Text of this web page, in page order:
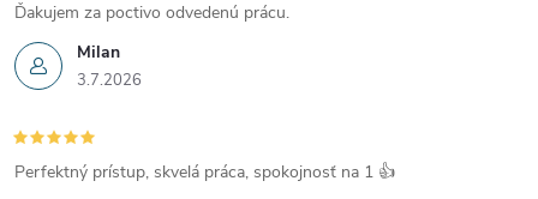
Milan
3.7.2026
Ďakujem za poctivo odvedenú prácu.
Perfektný prístup, skvelá práca, spokojnosť na 1 👍